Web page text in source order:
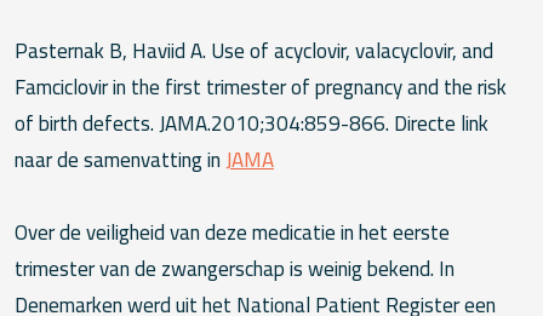
Pasternak B, Haviid A. Use of acyclovir, valacyclovir, and
Famciclovir in the first trimester of pregnancy and the risk
of birth defects.JAMA.2010;304:859-866.Directe link
naar de samenvatting inJAMA
Over de veiligheid van deze medicatie in het eerste
trimester van de zwangerschap is weinig bekend. In
Denemarken werd uit het National Patient Register een